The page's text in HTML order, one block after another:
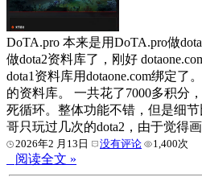
DoTA.pro 本来是用DoTA.pro做
做dota2资料库了，刚好
dota1资料库用dotaone.com绑定了
的资料库。 一共花了7000多积分
死循环。整体功能不错，但是细节
哥只玩过几次的dota2，由于觉得画
2026年2 月13日 没有评论 1,400次
阅读全文 »